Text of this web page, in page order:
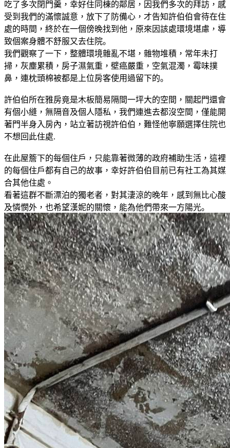
吃了多次閉門羹，幸好住同棟的鄰居，因我們多次的拜訪，感
受到我們的滿懷誠意，放下了防備心，才告知許伯伯會待在住
處的時間，終於在一個傍晚找到他，原來因該處環境堪慮，導
致個案身體不舒服又去住院｡
我們觀察了一下，整體環境雜亂不堪，雜物堆積，常年未打
掃，灰塵累積，房子濕氣重，壁癌嚴重，空氣混濁，霉味撲
鼻，連枕頭棉被都是上位房客使用過留下的｡
許伯伯所在雅房竟是木板簡易隔間一坪大的空間，關起門還會
有個小縫，無隔音及個人隱私，我們連進去都沒空間，僅能開
著門半身入房內，站立著訪視許伯伯，難怪他寧願選擇住院也
不想回此住處.
在此屋簷下的每個住戶，只能靠著微薄的政府補助生活，這裡
的每個住戶都有自己的故事，幸好許伯伯目前已有社工為其媒
合其他住處。
看著這群不斷漂泊的獨老者，對其淒涼的晚年，感到無比心酸
及憐憫外，也希望漢妮的關懷，能為他們帶來一方陽光｡